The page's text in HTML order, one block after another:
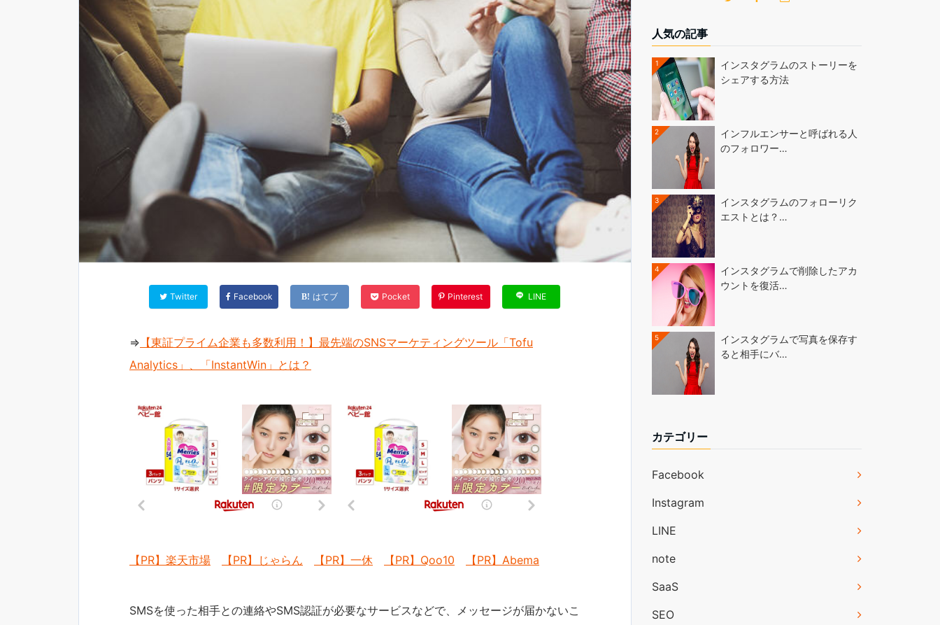
Twitter Facebook はてブ Pocket Pinterest LINE
⇒ 【東証プライム企業も多数利用！】最先端のSNSマーケティングツール「Tofu
Analytics」、「InstantWin」とは？
【PR】楽天市場 【PR】じゃらん 【PR】一休 【PR】Qoo10 【PR】Abema
SMSを使った相手との連絡やSMS認証が必要なサービスなどで、メッセージが届かないこ
人気の記事
1
インスタグラムのストーリーを
シェアする方法
2
インフルエンサーと呼ばれる人
のフォロワー…
3
インスタグラムのフォローリク
エストとは？…
4
インスタグラムで削除したアカ
ウントを復活…
5
インスタグラムで写真を保存す
ると相手にバ…
カテゴリー
Facebook
Instagram
LINE
note
SaaS
SEO